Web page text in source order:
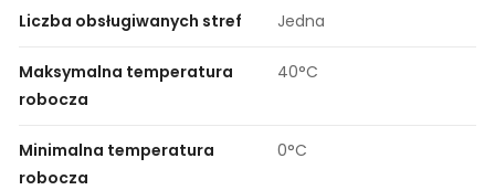
Liczba obsługiwanych stref Jedna
Maksymalna temperatura
robocza
40°C
Minimalna temperatura
robocza
0°C